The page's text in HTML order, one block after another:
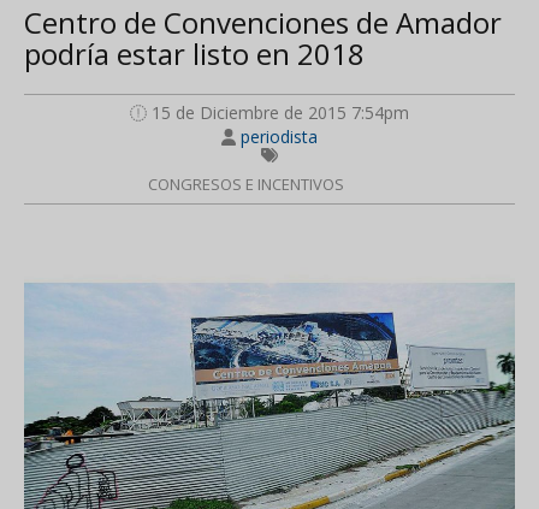
Centro de Convenciones de Amador
podría estar listo en 2018
15 de Diciembre de 2015 7:54pm
periodista
CONGRESOS E INCENTIVOS